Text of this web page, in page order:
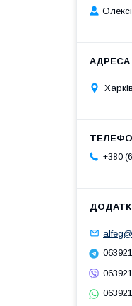
+380